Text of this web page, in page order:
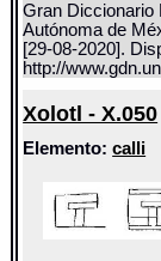
Gran Diccionario
Autónoma de
[29-08-2020].
http://
Xolotl - X.050
Elemento:calli